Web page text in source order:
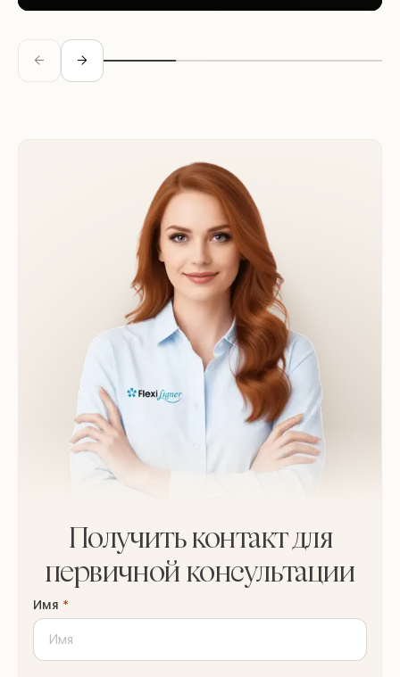
Получить контакт для
первичной консультации
Имя *